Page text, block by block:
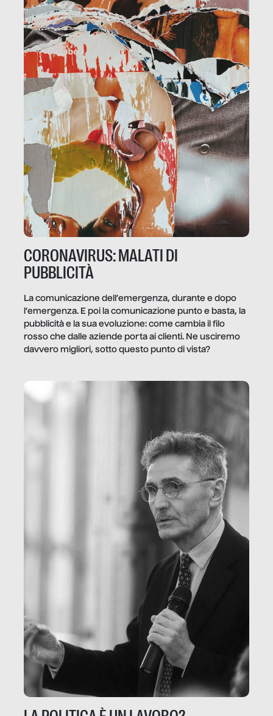
CORONAVIRUS: MALATI DI
PUBBLICITÀ
La comunicazione dell’emergenza, durante e dopo
l’emergenza. E poi la comunicazione punto e basta, la
pubblicità e la sua evoluzione: come cambia il filo
rosso che dalle aziende porta ai clienti. Ne usciremo
davvero migliori, sotto questo punto di vista?